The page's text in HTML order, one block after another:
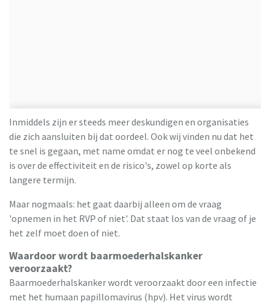
Inmiddels zijn er steeds meer deskundigen en organisaties
die zich aansluiten bij dat oordeel. Ook wij vinden nu dat het
te snel is gegaan, met name omdat er nog te veel onbekend
is over de effectiviteit en de risico's, zowel op korte als
langere termijn.
Maar nogmaals: het gaat daarbij alleen om de vraag
'opnemen in het RVP of niet'. Dat staat los van de vraag of je
het zelf moet doen of niet.
Waardoor wordt baarmoederhalskanker
veroorzaakt?
Baarmoederhalskanker wordt veroorzaakt door een infectie
met het humaan papillomavirus (hpv). Het virus wordt